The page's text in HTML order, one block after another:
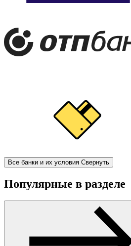
Все банки и их условия Свернуть
Популярные в разделе